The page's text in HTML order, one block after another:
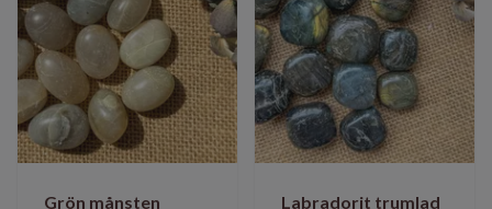
Grön månsten
Labradorit trumlad